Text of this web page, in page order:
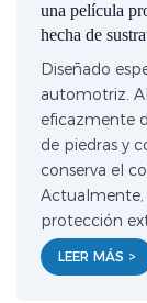
una película
hecha de
Diseñado
automotriz.
eficazmente
de piedras y
conserva el
Actualmente,
protección
LEER MÁS >